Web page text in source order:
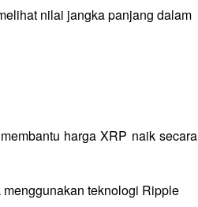
nilai jangka panjang dalam
harga XRP naik secara
teknologi Ripple